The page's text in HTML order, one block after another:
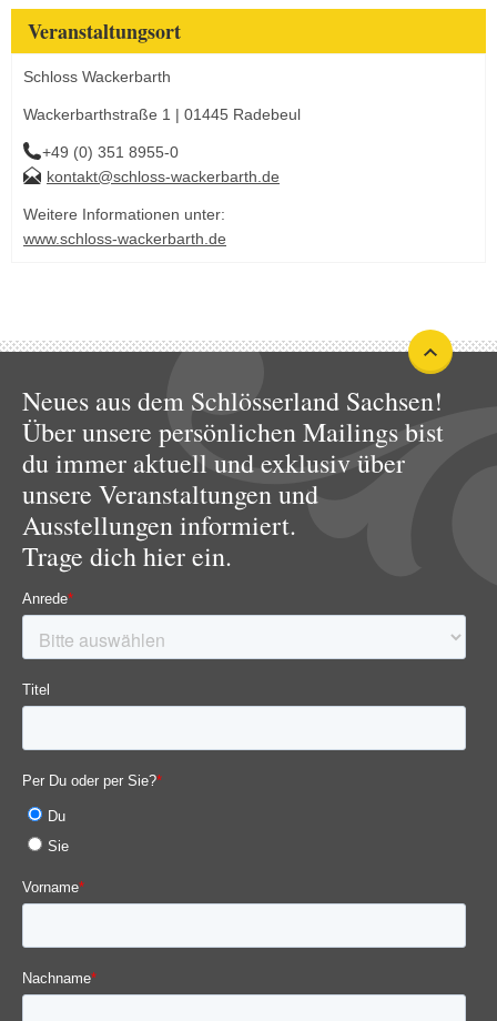
Veranstaltungsort
Schloss Wackerbarth
Wackerbarthstraße 1 | 01445 Radebeul
+49 (0) 351 8955-0
kontakt@schloss-wackerbarth.de
Weitere Informationen unter:
www.schloss-wackerbarth.de
Neues aus dem Schlösserland Sachsen!
Über unsere persönlichen Mailings bist
du immer aktuell und exklusiv über
unsere Veranstaltungen und
Ausstellungen informiert.
Trage dich hier ein.